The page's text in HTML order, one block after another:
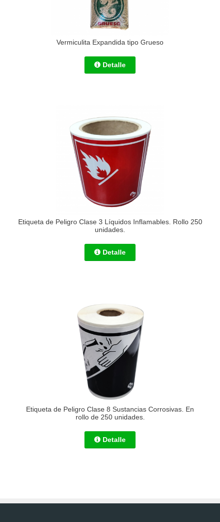
Vermiculita Expandida tipo Grueso
Detalle
Etiqueta de Peligro Clase 3 Líquidos Inflamables. Rollo 250
unidades.
Detalle
Etiqueta de Peligro Clase 8 Sustancias Corrosivas. En
rollo de 250 unidades.
Detalle